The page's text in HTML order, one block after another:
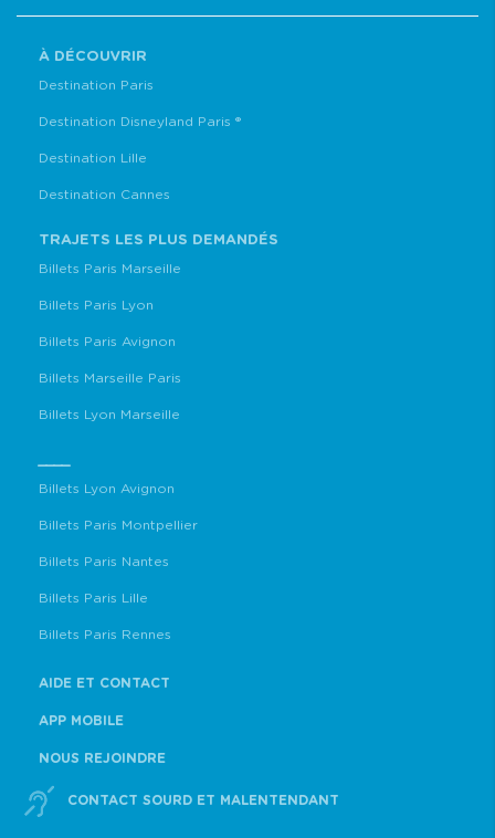
À DÉCOUVRIR
Destination Paris
Destination Disneyland Paris ®
Destination Lille
Destination Cannes
TRAJETS LES PLUS DEMANDÉS
Billets Paris Marseille
Billets Paris Lyon
Billets Paris Avignon
Billets Marseille Paris
Billets Lyon Marseille
Billets Lyon Avignon
Billets Paris Montpellier
Billets Paris Nantes
Billets Paris Lille
Billets Paris Rennes
AIDE ET CONTACT
APP MOBILE
NOUS REJOINDRE
CONTACT SOURD ET MALENTENDANT